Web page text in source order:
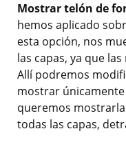
Mostrar telón de
hemos aplicado
esta opción, nos
las capas, ya que
Allí podremos
mostrar
queremos
todas las capas,